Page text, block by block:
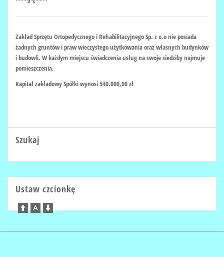
Zakład Sprzętu Ortopedycznego i Rehabilitacyjnego Sp. z o.onie posiada
żadnych gruntów i praw wieczystego użytkowania oraz własnych budynków
i budowli. W każdym miejscu świadczenia usług na swoje siedziby najmuje
pomieszczenia.
Kapitał zakładowy Spółki wynosi 540.000,00 zł
Szukaj
Ustaw czcionkę